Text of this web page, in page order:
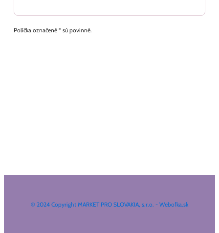
Políčka označené * sú povinné.
© 2024 Copyright MARKET PRO SLOVAKIA, s.r.o. - Webofka.sk